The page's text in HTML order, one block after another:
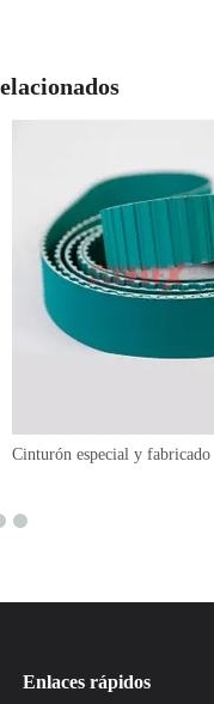
Cinturón especial y fabricado
Enlaces rápidos